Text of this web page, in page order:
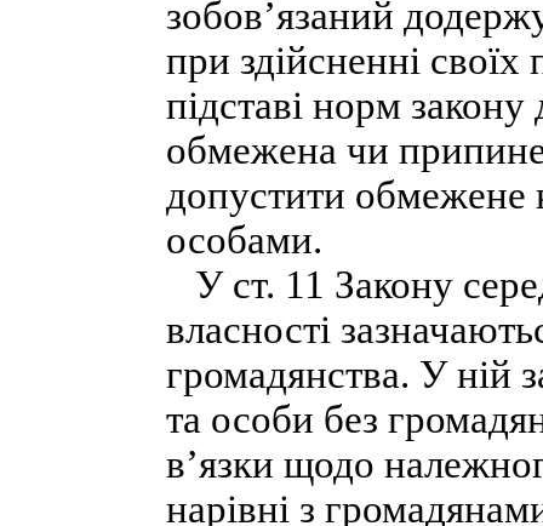
зобов’язаний
при здійсненні своїх
підставі норм
обмежена чи
допустити
особами.
У ст. 11 Закону
власності
громадянства. У ній
та особи без
в’язки щодо
нарівні з